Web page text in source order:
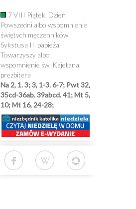
7 VIII Piątek. Dzień
Powszedni albo wspomnienie
świętych męczenników
Sykstusa II, papieża, i
Towarzyszy albo
wspomnienie św. Kajetana,
prezbitera
Na 2, 1. 3; 3, 1-3. 6-7; Pwt 32,
35cd-36ab. 39abcd. 41; Mt 5,
10; Mt 16, 24-28;